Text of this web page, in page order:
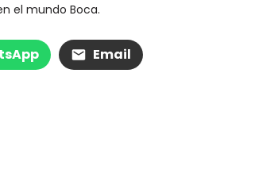
el mundo Boca.
Email